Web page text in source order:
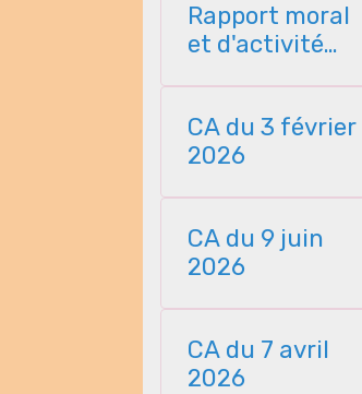
Rapport moral
et d'activité
CA du 3 février
2026
CA du 9 juin
2026
CA du 7 avril
2026